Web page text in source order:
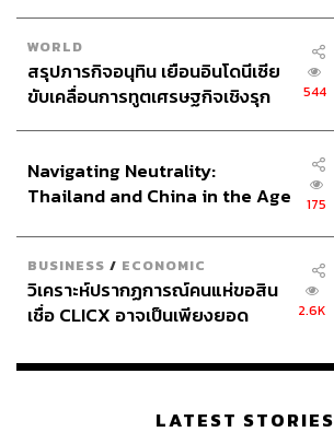
WORLD
สรุปภารกิจอนุทิน เยือนอินโดนีเซีย
ขับเคลื่อนการทูตเศรษฐกิจเชิงรุก
544
Navigating Neutrality:
Thailand and China in the Age
175
BUSINESS / ECONOMIC
วิเคราะห์ปรากฏการณ์คนแห่ขอสิน
เชื่อ CLICX อาจเป็นเพียงยอด
เรือนไทยที่ถูกซุกไว้
2.6K
LATEST STORIES